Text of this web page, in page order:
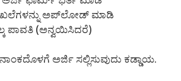
ಅಪ್‌ಲೋಡ್ ಮಾಡಿ
ಪಾವತಿ (ಅನ್ವಯಿಸಿದರೆ)
ಅರ್ಜಿ ಸಲ್ಲಿಸುವುದು ಕಡ್ಡಾಯ.